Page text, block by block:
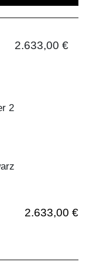
2.633,00 €
2
2.633,00 €